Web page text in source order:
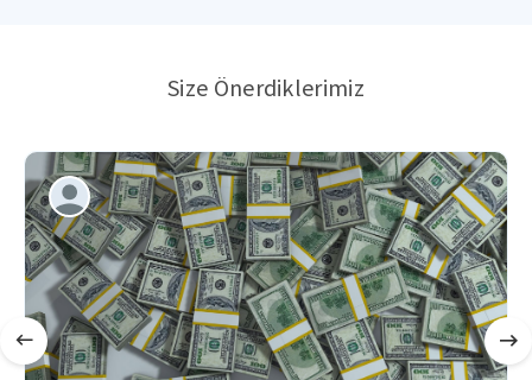
Size Önerdiklerimiz